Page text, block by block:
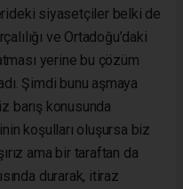
siyasetçiler belki de
ve Ortadoğu’daki
yerine bu çözüm
Şimdi bunu aşmaya
barış konusunda
koşulları oluşursa biz
ama bir taraftan da
durarak, itiraz